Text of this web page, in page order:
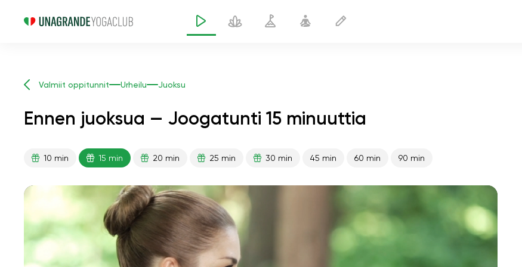
Valmiit oppitunnit Urheilu Juoksu
Ennen juoksua — Joogatunti 15 minuuttia
10 min 15 min 20 min 25 min 30 min 45 min 60 min 90 min